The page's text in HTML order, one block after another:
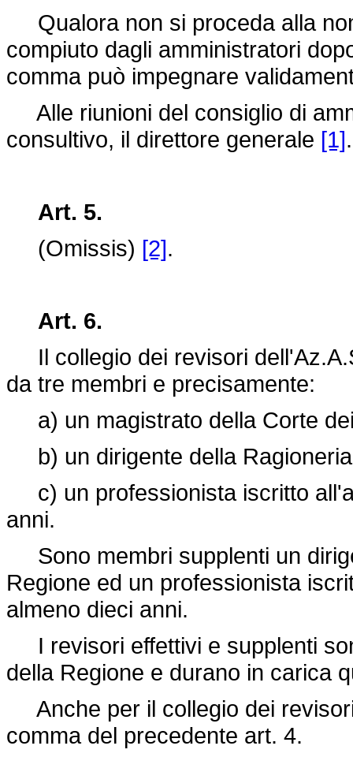
Qualora non si proceda alla
compiuto dagli amministratori
comma può impegnare
Alle riunioni del consiglio di
consultivo, il direttore generale [1].
Art. 5.
(Omissis) [2].
Art. 6.
Il collegio dei revisori
da tre membri e precisamente:
a) un magistrato della Corte
b) un dirigente della
c) un professionista iscritto
anni.
Sono membri supplenti un
Regione ed un professionista
almeno dieci anni.
I revisori effettivi e supplenti
della Regione e durano in carica
Anche per il collegio dei
comma del precedente art. 4.